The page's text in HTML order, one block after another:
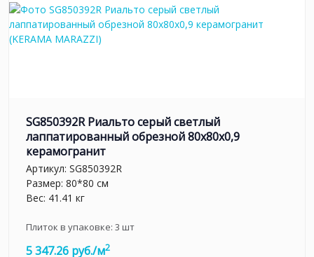
SG850392R Риальто серый светлый
лаппатированный обрезной 80x80x0,9
керамогранит
Артикул: SG850392R
Размер: 80*80 см
Вес: 41.41 кг
Плиток в упаковке: 3 шт
5 347.26 руб./м2